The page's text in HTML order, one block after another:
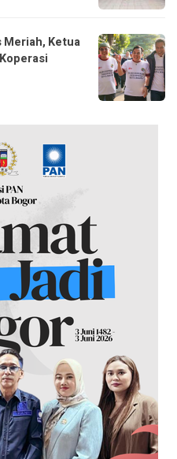
Meriah, Ketua